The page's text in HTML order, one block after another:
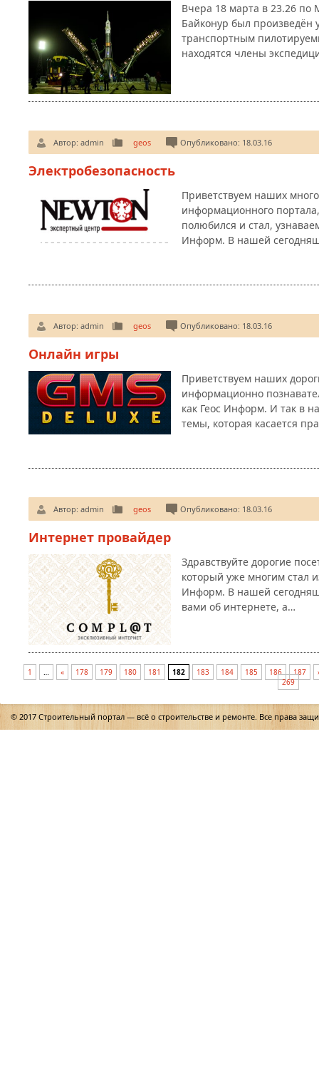
Вчера 18 марта в 23.26 по
Байконур был
транспортным
находятся члены
Автор: admin geos Опубликовано: 18.03.16
Электробезопасность
Приветствуем наших
информационного
полюбился и стал,
Информ. В нашей
Автор: admin geos Опубликовано: 18.03.16
Онлайн игры
Приветствуем наших
информационно
как Геос Информ. И так в
темы, которая касается
Автор: admin geos Опубликовано: 18.03.16
Интернет провайдер
Здравствуйте дорогие
который уже многим стал
Информ. В нашей
вами об интернете, а…
1 … « 178 179 180 181 182 183 184 185 186 187
269
© 2017 Строительный портал — всё о строительстве и ремонте. Все права